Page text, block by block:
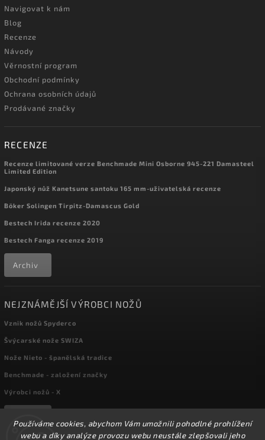
Používáme cookies, abychom Vám umožnili pohodlné prohlížení
webu a díky analýze provozu webu neustále zlepšovali jeho
Navigovat k nám
Blog
Recenze
Návody
Věrnostní program
Obchodní podmínky
Ochrana osobních údajů
Prodávané značky
RECENZE
Recenze limitované verze Benchmade Mini Osborne 945-221 Damasteel
Limited Edition
Japonský nůž Kanetsune santoku 165 mm-uživatelská recenze
Böker Solingen Tirpitz-Damascus Gold
Bestech Irida recenze 2020
Bestech Fanga recenze 2019
Archiv
NEJZNÁMĚJŠÍ VÝROBCI NOŽŮ
Vznik nožů Spyderco
Švýcarské nože SWIZA
Nože Nieto - španělská tradice
Benchmade - založení značky
Výrobci nožů - X